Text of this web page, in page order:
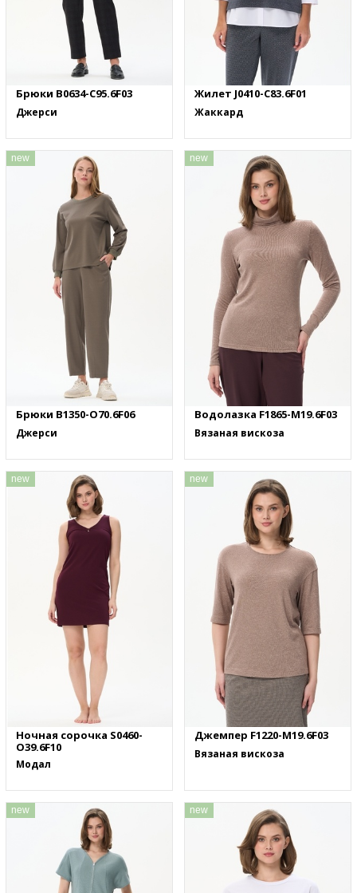
Брюки B0634-C95.6F03
Джерси
Жилет J0410-C83.6F01
Жаккард
new
Брюки B1350-O70.6F06
Джерси
new
Водолазка F1865-M19.6F03
Вязаная вискоза
new
Ночная сорочка S0460-
O39.6F10
Модал
new
Джемпер F1220-M19.6F03
Вязаная вискоза
new new